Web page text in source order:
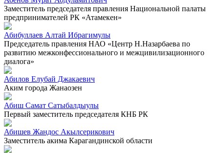
Заместитель председателя правления Национальной палаты
предпринимателей РК «Атамекен»
Абибуллаев Алтай Ибрагимулы
Председатель правления НАО «Центр Н.Назарбаева по
развитию межконфессионального и межцивилизационного
диалога»
Абилов Елубай Джакаевич
Аким города Жанаозен
Абиш Самат Сатыбалдыулы
Первый заместитель председателя КНБ РК
Абишев Жандос Акылсерикович
Заместитель акима Карагандинской области